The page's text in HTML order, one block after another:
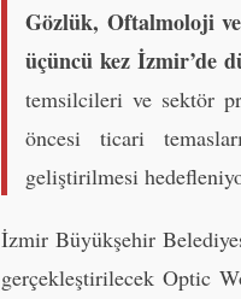
Gözlük, Oftalmoloji
üçüncü kez İzmir’de
temsilcileri ve sektör
öncesi ticari
geliştirilmesi
İzmir Büyükşehir
gerçekleştirilecek Optic